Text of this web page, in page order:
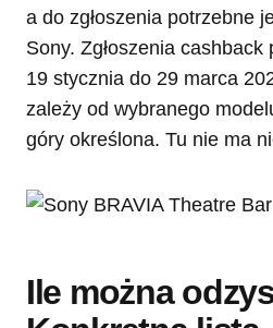
a do zgłoszenia potrzebne
Sony. Zgłoszenia
19 stycznia do 29 marca
zależy od wybranego
góry określona. Tu nie ma
Ile można